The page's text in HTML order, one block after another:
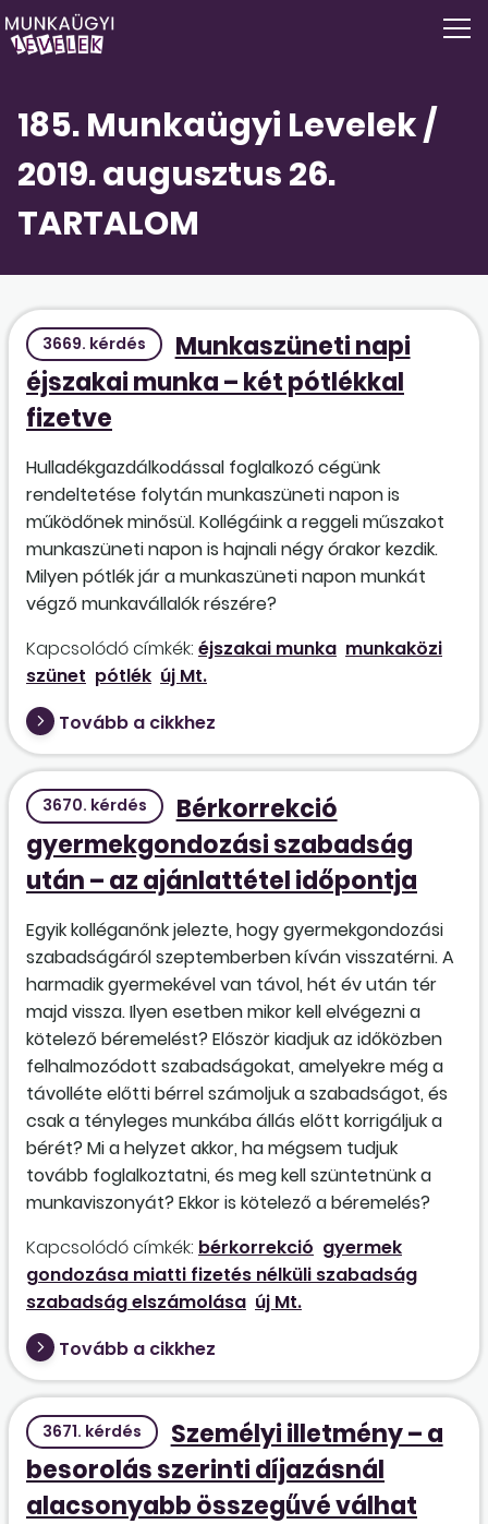
185. Munkaügyi Levelek /
2019. augusztus 26.
TARTALOM
3669. kérdés
Munkaszüneti napi
éjszakai munka – két pótlékkal
fizetve
Hulladékgazdálkodással foglalkozó cégünk
rendeltetése folytán munkaszüneti napon is
működőnek minősül. Kollégáink a reggeli műszakot
munkaszüneti napon is hajnali négy órakor kezdik.
Milyen pótlék jár a munkaszüneti napon munkát
végző munkavállalók részére?
Kapcsolódó címkék: éjszakai munka munkaközi
szünet pótlék új Mt.
Tovább a cikkhez
3670. kérdés
Bérkorrekció
gyermekgondozási szabadság
után – az ajánlattétel időpontja
Egyik kolléganőnk jelezte, hogy gyermekgondozási
szabadságáról szeptemberben kíván visszatérni. A
harmadik gyermekével van távol, hét év után tér
majd vissza. Ilyen esetben mikor kell elvégezni a
kötelező béremelést? Először kiadjuk az időközben
felhalmozódott szabadságokat, amelyekre még a
távolléte előtti bérrel számoljuk a szabadságot, és
csak a tényleges munkába állás előtt korrigáljuk a
bérét? Mi a helyzet akkor, ha mégsem tudjuk
tovább foglalkoztatni, és meg kell szüntetnünk a
munkaviszonyát? Ekkor is kötelező a béremelés?
Kapcsolódó címkék: bérkorrekció gyermek
gondozása miatti fizetés nélküli szabadság
szabadság elszámolása új Mt.
Tovább a cikkhez
3671. kérdés
Személyi illetmény – a
besorolás szerinti díjazásnál
alacsonyabb összegűvé válhat